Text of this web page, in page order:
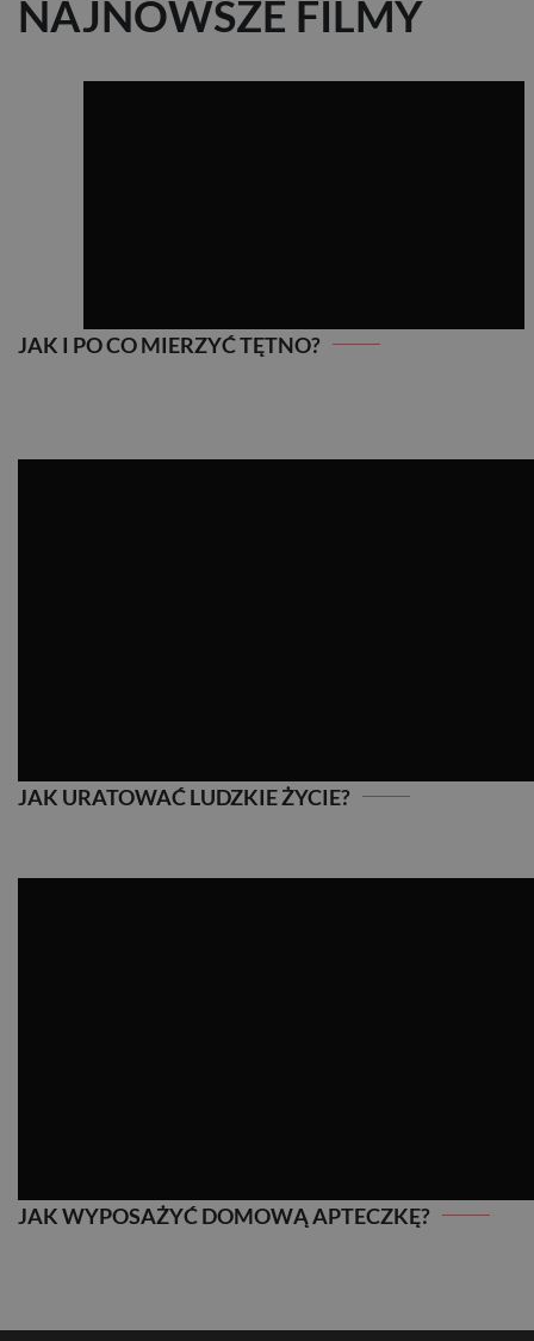
NAJNOWSZE FILMY
JAK I PO CO MIERZYĆ TĘTNO?
JAK URATOWAĆ LUDZKIE ŻYCIE?
JAK WYPOSAŻYĆ DOMOWĄ APTECZKĘ?